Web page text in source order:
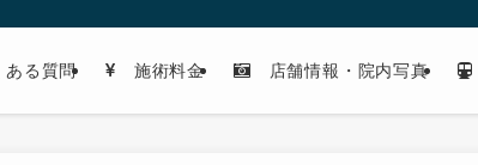
る質問 施術料金 店舗情報・院内写真